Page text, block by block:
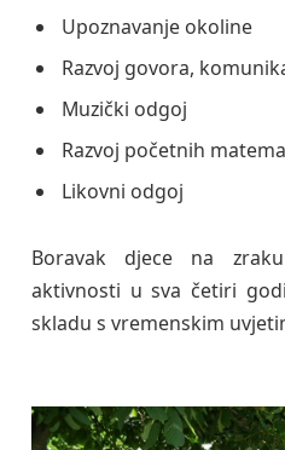
Upoznavanje okoline
Razvoj govora,
Muzički odgoj
Razvoj početnih
Likovni odgoj
Boravak djece na
aktivnosti u sva četiri
skladu s vremenskim